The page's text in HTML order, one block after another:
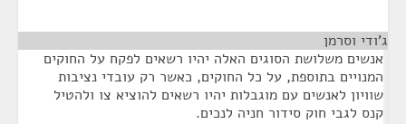
ג'ודי וסרמן
אנשים משלושת הסוגים האלה יהיו רשאים לפקח על החוקים
המנויים בתוספת, על כל החוקים, כאשר רק עובדי נציבות
שוויון לאנשים עם מוגבלות יהיו רשאים להוציא צו ולהטיל
קנס לגבי חוק סידור חניה לנכים.